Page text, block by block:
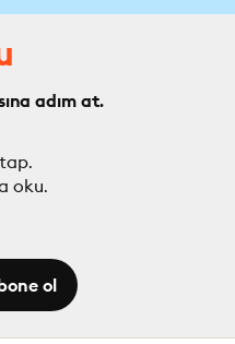
adım at.
oku.
ol